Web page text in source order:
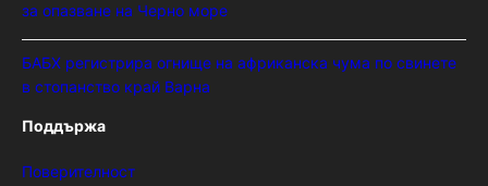
за опазване на Черно море
БАБХ регистрира огнище на африканска чума по свинете
в стопанство край Варна
Поддържа
Поверителност